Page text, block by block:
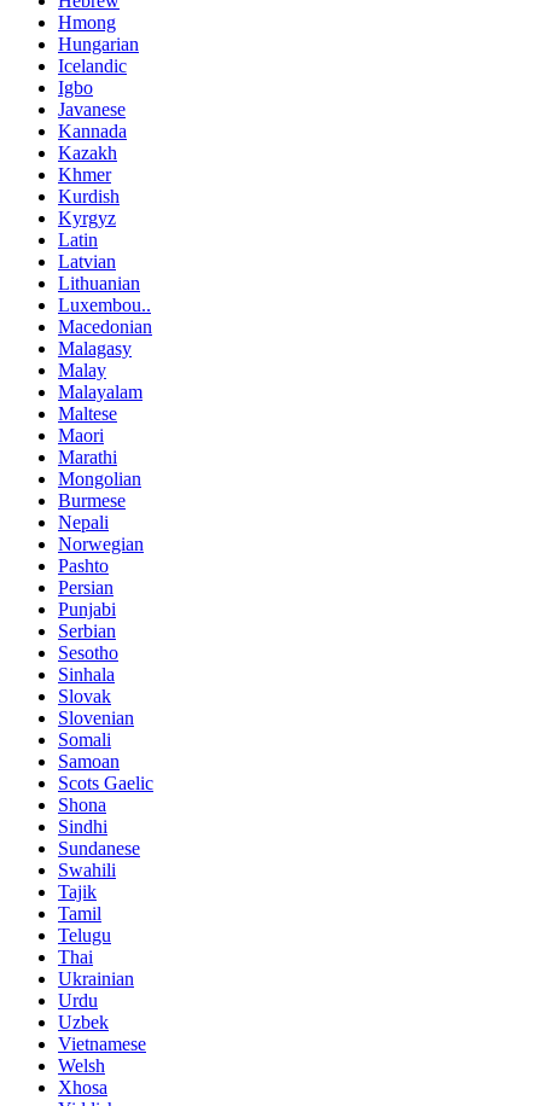
Hmong
Hungarian
Icelandic
Igbo
Javanese
Kannada
Kazakh
Khmer
Kurdish
Kyrgyz
Latin
Latvian
Lithuanian
Luxembou..
Macedonian
Malagasy
Malay
Malayalam
Maltese
Maori
Marathi
Mongolian
Burmese
Nepali
Norwegian
Pashto
Persian
Punjabi
Serbian
Sesotho
Sinhala
Slovak
Slovenian
Somali
Samoan
Scots Gaelic
Shona
Sindhi
Sundanese
Swahili
Tajik
Tamil
Telugu
Thai
Ukrainian
Urdu
Uzbek
Vietnamese
Welsh
Xhosa